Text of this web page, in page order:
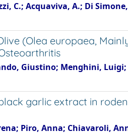
C.; Acquaviva, A.; Di
(Olea europaea,
Giustino; Menghini,
garlic extract in
Piro, Anna; Chiavaroli,